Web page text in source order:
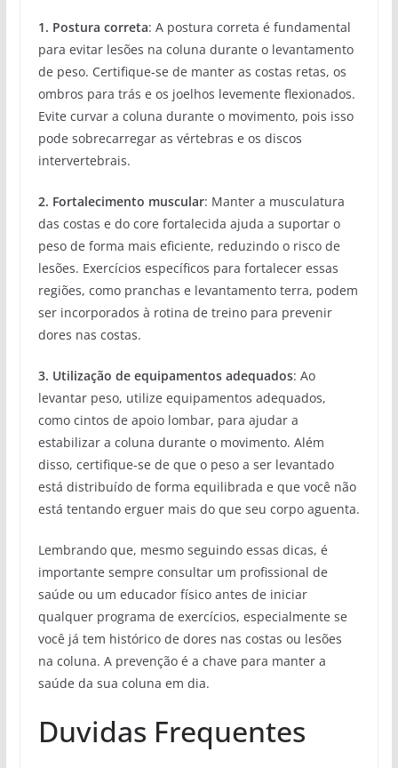
1. Postura correta: A postura correta é fundamental
para evitar lesões na coluna durante o levantamento
de peso. Certifique-se de manter as costas retas, os
ombros para trás e os joelhos levemente flexionados.
Evite curvar a coluna durante o movimento, pois isso
pode sobrecarregar as vértebras e os discos
intervertebrais.
2. Fortalecimento muscular: Manter a musculatura
das costas e do core fortalecida ajuda a suportar o
peso de forma mais eficiente, reduzindo o risco de
lesões. Exercícios específicos para fortalecer essas
regiões, como pranchas e levantamento terra, podem
ser incorporados à rotina de treino para prevenir
dores nas costas.
3. Utilização de equipamentos adequados: Ao
levantar peso, utilize equipamentos adequados,
como cintos de apoio lombar, para ajudar a
estabilizar a coluna durante o movimento. Além
disso, certifique-se de que o peso a ser levantado
está distribuído de forma equilibrada e que você não
está tentando erguer mais do que seu corpo aguenta.
Lembrando que, mesmo seguindo essas dicas, é
importante sempre consultar um profissional de
saúde ou um educador físico antes de iniciar
qualquer programa de exercícios, especialmente se
você já tem histórico de dores nas costas ou lesões
na coluna. A prevenção é a chave para manter a
saúde da sua coluna em dia.
Duvidas Frequentes